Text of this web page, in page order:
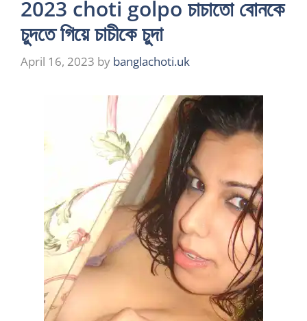
2023 choti golpo চাচাতো বোনকে
চুদতে গিয়ে চাচীকে চুদা
April 16, 2023 by banglachoti.uk